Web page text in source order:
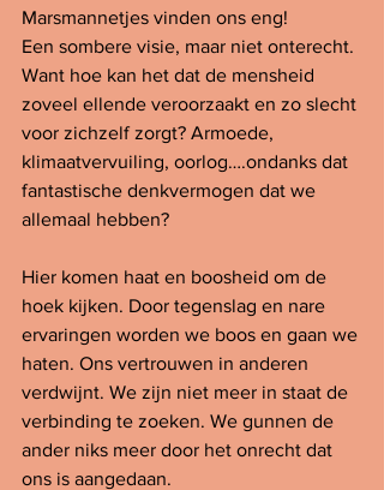
Marsmannetjes vinden ons eng!
Een sombere visie, maar niet onterecht.
Want hoe kan het dat de mensheid
zoveel ellende veroorzaakt en zo slecht
voor zichzelf zorgt? Armoede,
klimaatvervuiling, oorlog….ondanks dat
fantastische denkvermogen dat we
allemaal hebben?
Hier komen haat en boosheid om de
hoek kijken. Door tegenslag en nare
ervaringen worden we boos en gaan we
haten. Ons vertrouwen in anderen
verdwijnt. We zijn niet meer in staat de
verbinding te zoeken. We gunnen de
ander niks meer door het onrecht dat
ons is aangedaan.